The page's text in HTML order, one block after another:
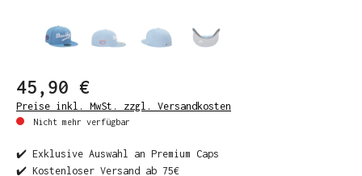
45,90 €
Preise inkl. MwSt. zzgl. Versandkosten
Nicht mehr verfügbar
✔️ Exklusive Auswahl an Premium Caps
✔️ Kostenloser Versand ab 75€